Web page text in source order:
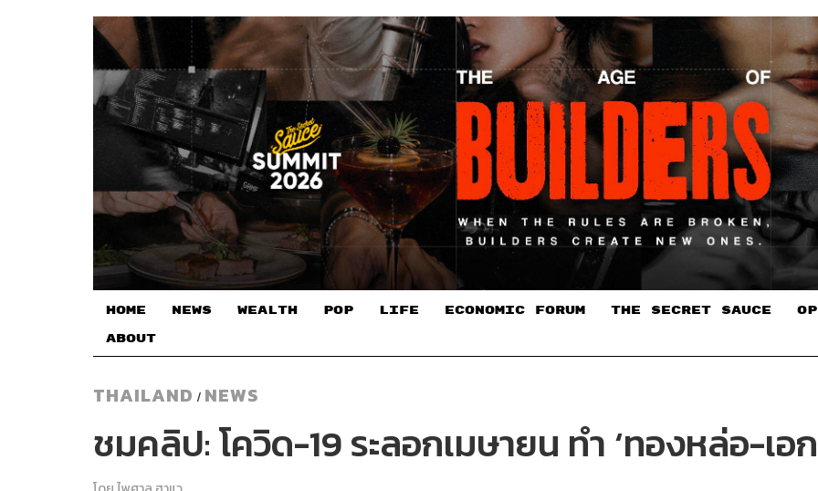
HOME NEWS WEALTH POP LIFE ECONOMIC FORUM THE SECRET SAUCE​
ABOUT
THAILAND / NEWS
ชมคลิป: โควิด-19 ระลอกเมษายน ทำ ‘ทองหล่อ-เ